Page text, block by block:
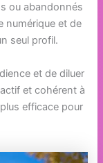
ou abandonnés
numérique et de
seul profil.
et de diluer
et cohérent à
efficace pour